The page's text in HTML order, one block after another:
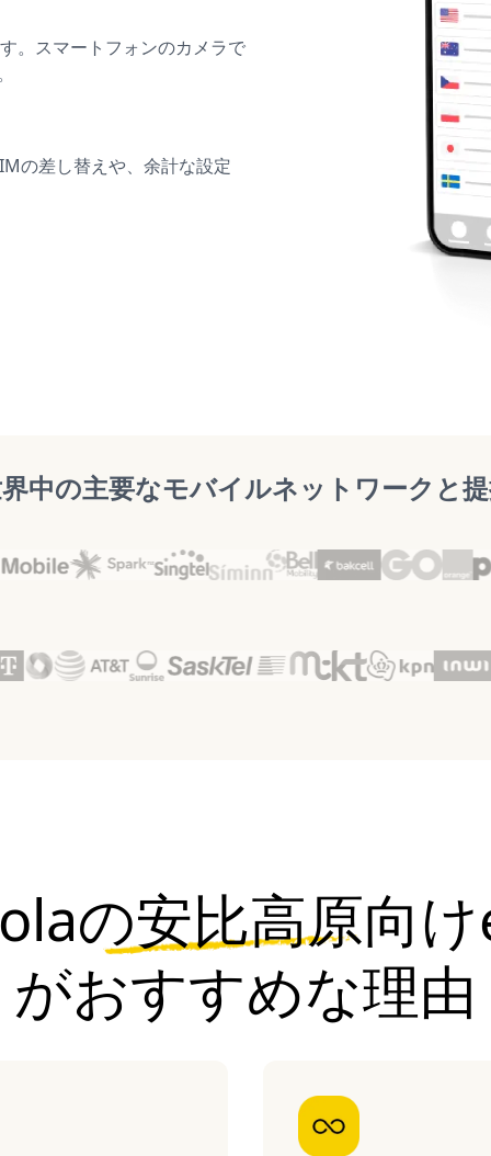
。スマートフォンのカメラで
の差し替えや、余計な設定
中の主要なモバイルネットワークと
の安比高原向
がおすすめな理由